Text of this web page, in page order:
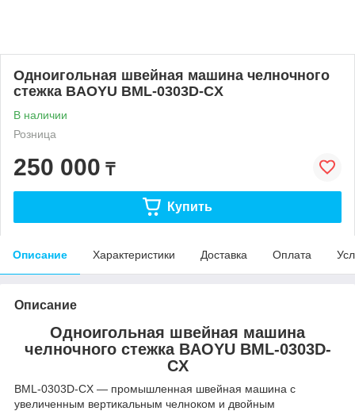
Одноигольная швейная машина челночного
стежка BAOYU BML-0303D-CX
В наличии
Розница
250 000 ₸
Купить
Описание Характеристики Доставка Оплата
Описание
Одноигольная швейная машина
челночного стежка BAOYU BML-0303D-
CX
BML-0303D-CX — промышленная швейная машина с
увеличенным вертикальным челноком и двойным